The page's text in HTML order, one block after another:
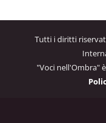
Tutti i diritti
"Voci nell'Ombra"